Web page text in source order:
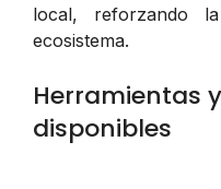
local, reforzando
ecosistema.
Herramientas
disponibles